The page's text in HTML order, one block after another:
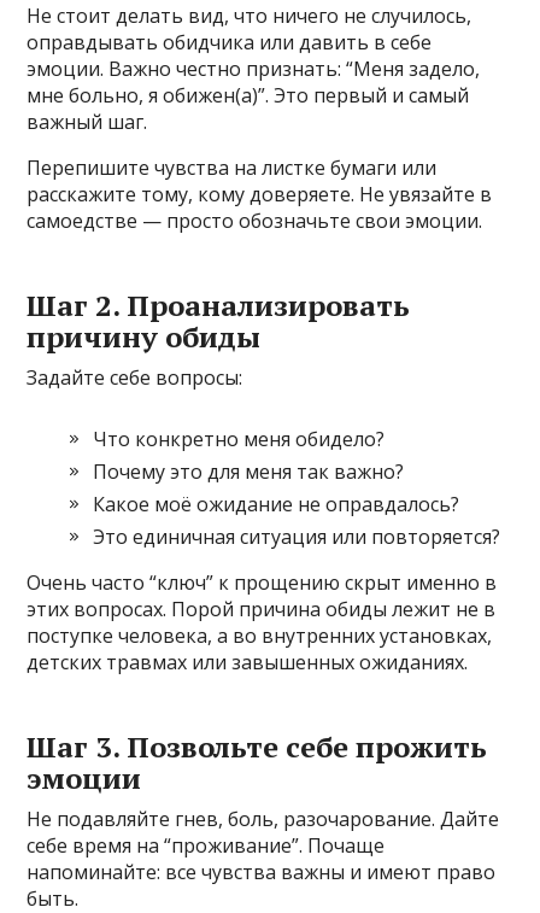
Не стоит делать вид, что ничего не случилось,
оправдывать обидчика или давить в себе
эмоции. Важно честно признать: “Меня задело,
мне больно, я обижен(а)”. Это первый и самый
важный шаг.
Перепишите чувства на листке бумаги или
расскажите тому, кому доверяете. Не увязайте в
самоедстве — просто обозначьте свои эмоции.
Шаг 2. Проанализировать
причину обиды
Задайте себе вопросы:
Что конкретно меня обидело?
Почему это для меня так важно?
Какое моё ожидание не оправдалось?
Это единичная ситуация или повторяется?
Очень часто “ключ” к прощению скрыт именно в
этих вопросах. Порой причина обиды лежит не в
поступке человека, а во внутренних установках,
детских травмах или завышенных ожиданиях.
Шаг 3. Позвольте себе прожить
эмоции
Не подавляйте гнев, боль, разочарование. Дайте
себе время на “проживание”. Почаще
напоминайте: все чувства важны и имеют право
быть.